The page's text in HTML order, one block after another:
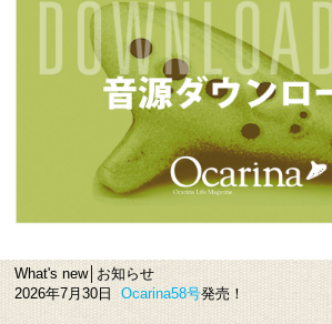
What's new│お知らせ
2026年7月30日Ocarina58号発売！